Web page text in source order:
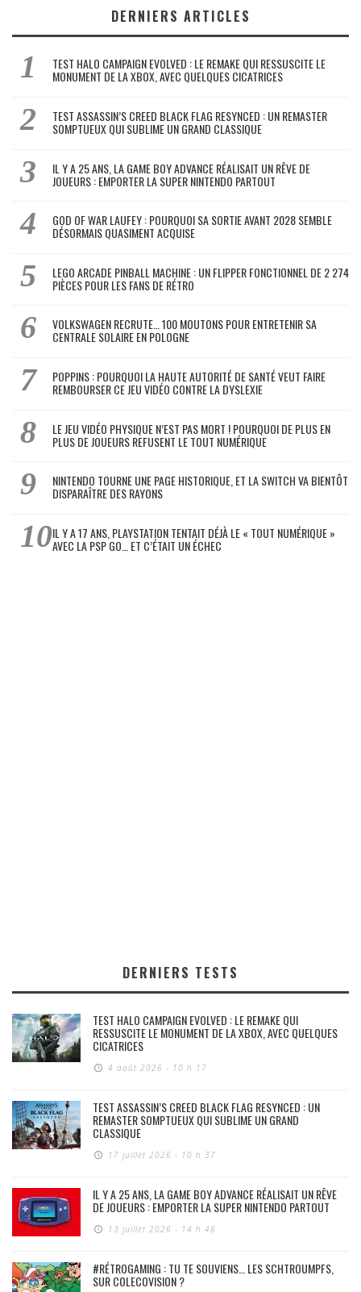
DERNIERS ARTICLES
TEST HALO CAMPAIGN EVOLVED : LE REMAKE QUI RESSUSCITE LE
MONUMENT DE LA XBOX, AVEC QUELQUES CICATRICES
TEST ASSASSIN’S CREED BLACK FLAG RESYNCED : UN REMASTER
SOMPTUEUX QUI SUBLIME UN GRAND CLASSIQUE
IL Y A 25 ANS, LA GAME BOY ADVANCE RÉALISAIT UN RÊVE DE
JOUEURS : EMPORTER LA SUPER NINTENDO PARTOUT
GOD OF WAR LAUFEY : POURQUOI SA SORTIE AVANT 2028 SEMBLE
DÉSORMAIS QUASIMENT ACQUISE
LEGO ARCADE PINBALL MACHINE : UN FLIPPER FONCTIONNEL DE 2 274
PIÈCES POUR LES FANS DE RÉTRO
VOLKSWAGEN RECRUTE… 100 MOUTONS POUR ENTRETENIR SA
CENTRALE SOLAIRE EN POLOGNE
POPPINS : POURQUOI LA HAUTE AUTORITÉ DE SANTÉ VEUT FAIRE
REMBOURSER CE JEU VIDÉO CONTRE LA DYSLEXIE
LE JEU VIDÉO PHYSIQUE N’EST PAS MORT ! POURQUOI DE PLUS EN
PLUS DE JOUEURS REFUSENT LE TOUT NUMÉRIQUE
NINTENDO TOURNE UNE PAGE HISTORIQUE, ET LA SWITCH VA BIENTÔT
DISPARAÎTRE DES RAYONS
IL Y A 17 ANS, PLAYSTATION TENTAIT DÉJÀ LE « TOUT NUMÉRIQUE »
AVEC LA PSP GO… ET C’ÉTAIT UN ÉCHEC
DERNIERS TESTS
TEST HALO CAMPAIGN EVOLVED : LE REMAKE QUI
RESSUSCITE LE MONUMENT DE LA XBOX, AVEC QUELQUES
CICATRICES
4 août 2026 - 10 h 17
TEST ASSASSIN’S CREED BLACK FLAG RESYNCED : UN
REMASTER SOMPTUEUX QUI SUBLIME UN GRAND
CLASSIQUE
17 juillet 2026 - 10 h 37
IL Y A 25 ANS, LA GAME BOY ADVANCE RÉALISAIT UN RÊVE
DE JOUEURS : EMPORTER LA SUPER NINTENDO PARTOUT
13 juillet 2026 - 14 h 48
#RÉTROGAMING : TU TE SOUVIENS… LES SCHTROUMPFS,
SUR COLECOVISION ?